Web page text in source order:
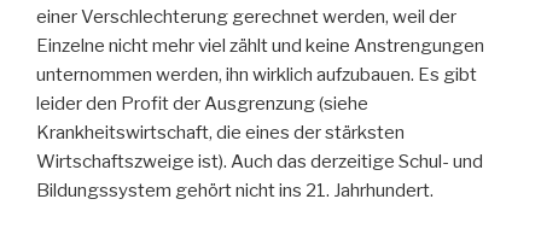
einer Verschlechterung gerechnet werden, weil der
Einzelne nicht mehr viel zählt und keine Anstrengungen
unternommen werden, ihn wirklich aufzubauen. Es gibt
leider den Profit der Ausgrenzung (siehe
Krankheitswirtschaft, die eines der stärksten
Wirtschaftszweige ist). Auch das derzeitige Schul- und
Bildungssystem gehört nicht ins 21. Jahrhundert.